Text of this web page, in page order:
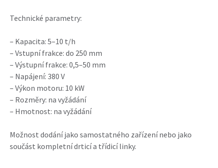
Technické parametry:
– Kapacita: 5–10 t/h
– Vstupní frakce: do 250 mm
– Výstupní frakce: 0,5–50 mm
– Napájení: 380 V
– Výkon motoru: 10 kW
– Rozměry: na vyžádání
– Hmotnost: na vyžádání
Možnost dodání jako samostatného zařízení nebo jako
součást kompletní drticí a třídicí linky.